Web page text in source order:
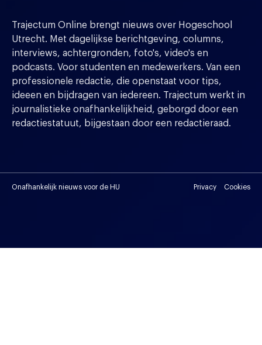
Trajectum Online brengt nieuws over Hogeschool
Utrecht. Met dagelijkse berichtgeving, columns,
interviews, achtergronden, foto's, video's en
podcasts. Voor studenten en medewerkers. Van een
professionele redactie, die openstaat voor tips,
ideeen en bijdragen van iedereen. Trajectum werkt in
journalistieke onafhankelijkheid, geborgd door een
redactiestatuut, bijgestaan door een redactieraad.
Onafhankelijk nieuws voor de HU Privacy Cookies